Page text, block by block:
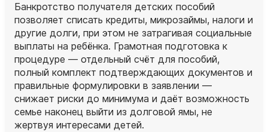
Банкротство получателя детских пособий
позволяет списать кредиты, микрозаймы, налоги и
другие долги, при этом не затрагивая социальные
выплаты на ребёнка. Грамотная подготовка к
процедуре — отдельный счёт для пособий,
полный комплект подтверждающих документов и
правильные формулировки в заявлении —
снижает риски до минимума и даёт возможность
семье наконец выйти из долговой ямы, не
жертвуя интересами детей.